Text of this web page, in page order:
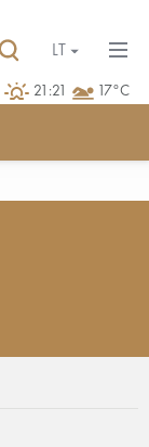
21:21 17°C
LT